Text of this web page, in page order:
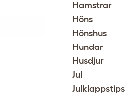
Hamstrar
Höns
Hönshus
Hundar
Husdjur
Jul
Julklappstips